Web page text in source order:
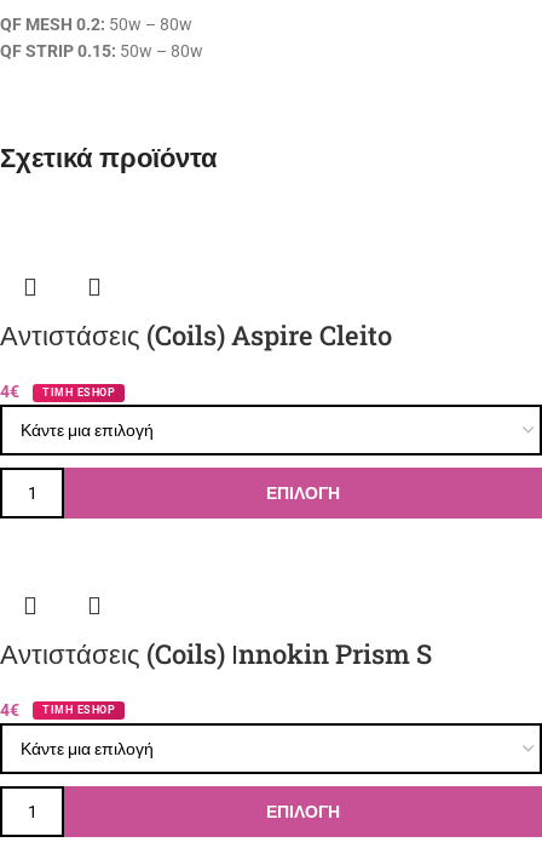
QF MESH 0.2: 50w – 80w
QF STRIP 0.15: 50w – 80w
Σχετικά προϊόντα
Αντιστάσεις (Coils) Aspire Cleito
4€ ΤΙΜΗ ESHOP
ΕΠΙΛΟΓΉ
Αντιστάσεις (Coils) Ιnnokin Prism S
4€ ΤΙΜΗ ESHOP
ΕΠΙΛΟΓΉ